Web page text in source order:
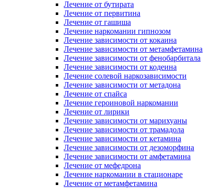
Лечение от бутирата
Лечение от первитина
Лечение от гашиша
Лечение наркомании гипнозом
Лечение зависимости от кокаина
Лечение зависимости от метамфетамина
Лечение зависимости от фенобарбитала
Лечение зависимости от кодеина
Лечение солевой наркозависимости
Лечение зависимости от метадона
Лечение от спайса
Лечение героиновой наркомании
Лечение от лирики
Лечение зависимости от марихуаны
Лечение зависимости от трамадола
Лечение зависимости от кетамина
Лечение зависимости от дезоморфина
Лечение зависимости от амфетамина
Лечение от мефедрона
Лечение наркомании в стационаре
Лечение от метамфетамина